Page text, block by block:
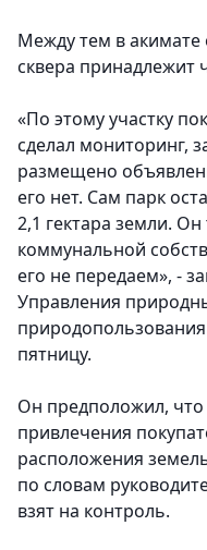
Между тем в акимате
сквера принадлежит
«По этому участку
сделал мониторинг,
размещено
его нет. Сам парк
2,1 гектара земли. Он
коммунальной
его не передаем», -
Управления
пятницу.
Он предположил, что
привлечения
расположения
по словам
взят на контроль.